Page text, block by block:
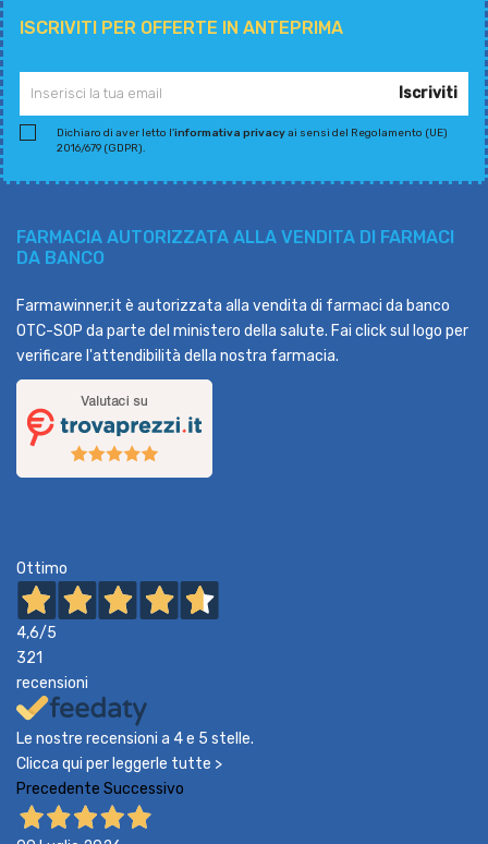
ISCRIVITI PER OFFERTE IN ANTEPRIMA
Iscriviti
Dichiaro di aver letto l'informativa privacyai sensi del Regolamento (UE)
2016/679 (GDPR).
FARMACIA AUTORIZZATA ALLA VENDITA DI FARMACI
DA BANCO
Farmawinner.it è autorizzata alla vendita di farmaci da banco
OTC-SOP da parte del ministero della salute. Fai click sul logo per
verificare l'attendibilità della nostra farmacia.
Ottimo
4,6/5
321
recensioni
Le nostre recensioni a 4 e 5 stelle.
Clicca qui per leggerle tutte >
Precedente Successivo